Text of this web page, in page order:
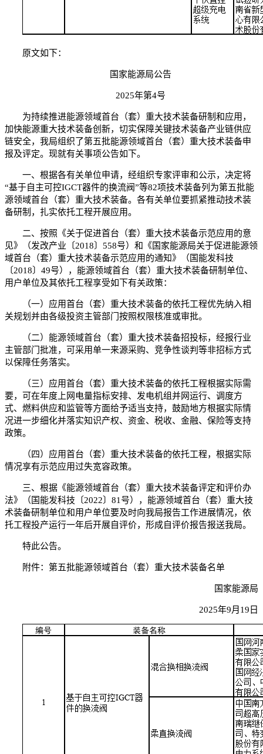
原文如下：
国家能源局公告
2025年第4号
为持续推进能源领域首台（套）重大技术装备研制和应用，
加快能源重大技术装备创新，切实保障关键技术装备产业链供应
链安全，我局组织了第五批能源领域首台（套）重大技术装备申
报及评定。现就有关事项公告如下。
一、根据各有关单位申请，经组织专家评审和公示，决定将
“基于自主可控IGCT器件的换流阀”等82项技术装备列为第五批能
源领域首台（套）重大技术装备。各有关单位要抓紧推动技术装
备研制，扎实依托工程开展应用。
二、按照《关于促进首台（套）重大技术装备示范应用的意
见》（发改产业〔2018〕558号）和《国家能源局关于促进能源领
域首台（套）重大技术装备示范应用的通知》（国能发科技
〔2018〕49号），能源领域首台（套）重大技术装备研制单位、
用户单位及其依托工程享受如下有关政策：
（一）应用首台（套）重大技术装备的依托工程优先纳入相
关规划并由各级投资主管部门按照权限核准或审批。
（二）能源领域首台（套）重大技术装备招投标，经报行业
主管部门批准，可采用单一来源采购、竞争性谈判等非招标方式
以保障任务落实。
（三）应用首台（套）重大技术装备的依托工程根据实际需
要，可在年度上网电量指标安排、发电机组并网运行、调度方
式、燃料供应和监管等方面给予适当支持，鼓励地方根据实际情
况进一步细化并落实知识产权、资金、税收、金融、保险等支持
政策。
（四）应用首台（套）重大技术装备的依托工程，根据实际
情况享有示范应用过失宽容政策。
三、根据《能源领域首台（套）重大技术装备评定和评价办
法》（国能发科技〔2022〕81号），能源领域首台（套）重大技
术装备研制单位和用户单位要及时向我局报告工作进展情况，依
托工程投产运行一年后开展自评价，形成自评价报告报送我局。
特此公告。
附件：第五批能源领域首台（套）重大技术装备名单
国家能源局
2025年9月19日